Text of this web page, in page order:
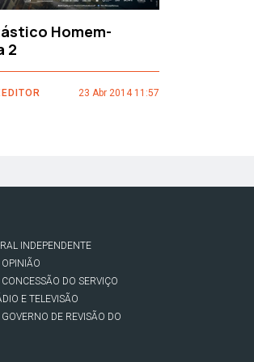
Homem-
2
23 Abr 2014 11:57
INDEPENDENTE
DO SERVIÇO
E TELEVISÃO
DE REVISÃO DO